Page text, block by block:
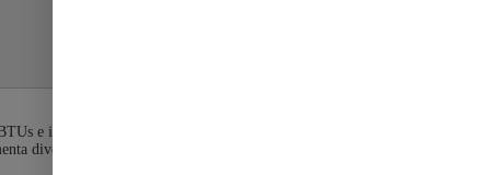
e instalação no teto, o equipamento otimiza o espaço e
diversos estilos de ambiente, adicionando praticidade e